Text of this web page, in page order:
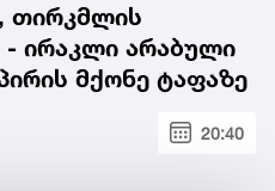
თირკმლის
- ირაკლი არაბული
მქონე ტაფაზე
20:40